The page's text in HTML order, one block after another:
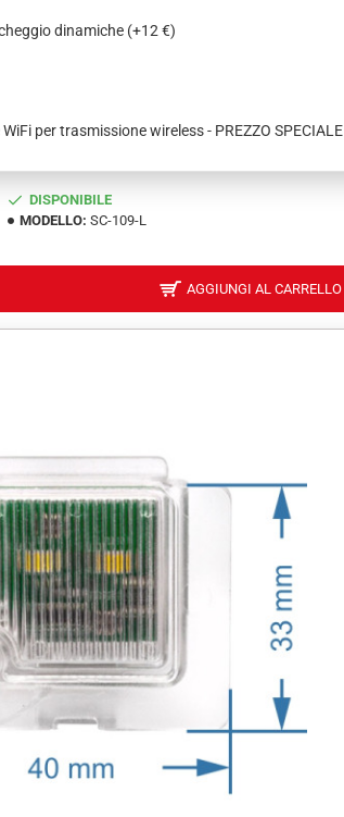
DISPONIBILE
MODELLO: SC-109-L
dinamiche (+12 €)
per trasmissione wireless - PREZZO SPECIALE
AGGIUNGI AL CARRELLO